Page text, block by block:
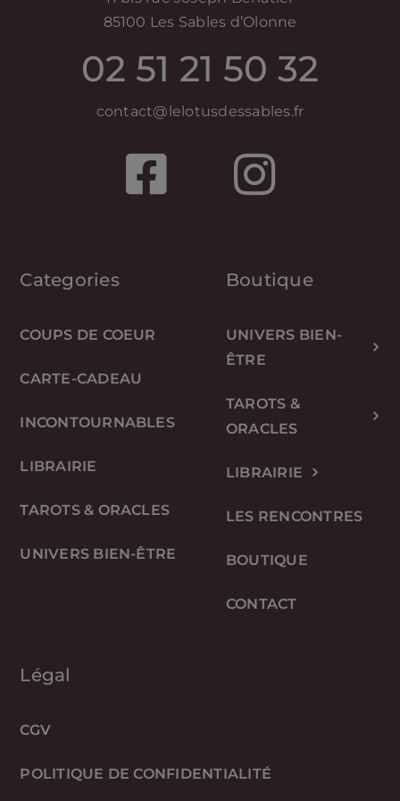
85100 Les Sables d’Olonne
02 51 21 50 32
contact@lelotusdessables.fr
Categories
COUPS DE COEUR
CARTE-CADEAU
INCONTOURNABLES
LIBRAIRIE
TAROTS & ORACLES
UNIVERS BIEN-ÊTRE
Boutique
UNIVERS BIEN-
ÊTRE
TAROTS &
ORACLES
LIBRAIRIE
LES RENCONTRES
BOUTIQUE
CONTACT
Légal
CGV
POLITIQUE DE CONFIDENTIALITÉ